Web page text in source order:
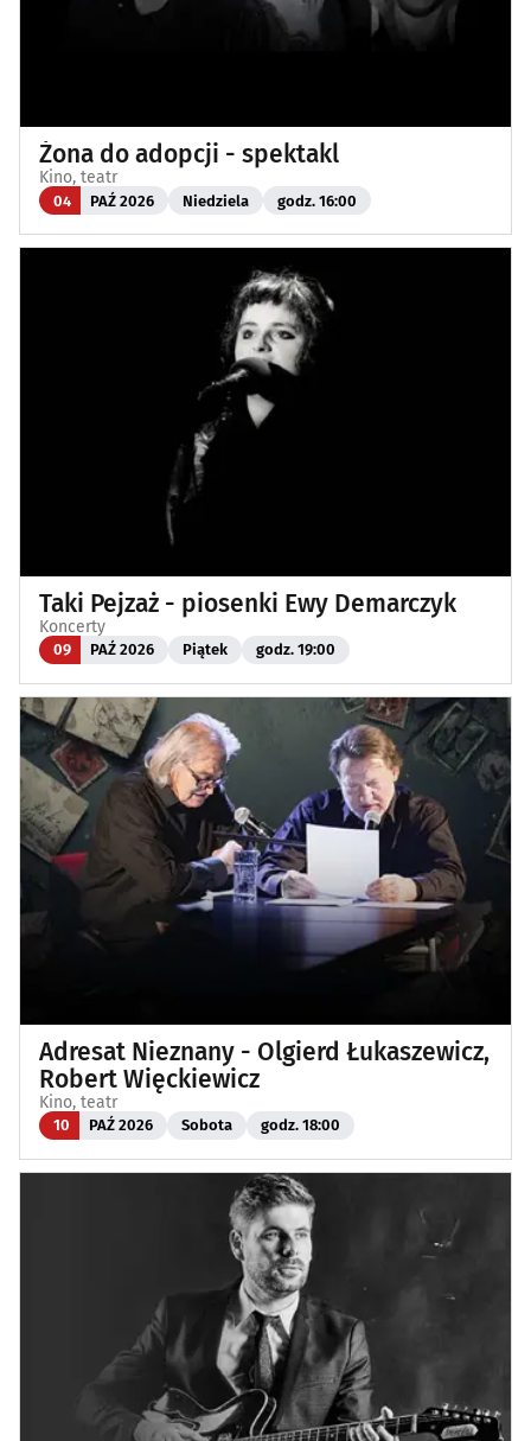
Żona do adopcji - spektakl
Kino, teatr
04 PAŹ 2026 Niedziela godz. 16:00
Taki Pejzaż - piosenki Ewy Demarczyk
Koncerty
09 PAŹ 2026 Piątek godz. 19:00
Adresat Nieznany - Olgierd Łukaszewicz,
Robert Więckiewicz
Kino, teatr
10 PAŹ 2026 Sobota godz. 18:00